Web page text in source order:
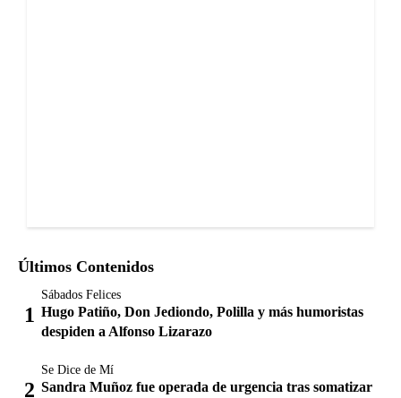
Últimos Contenidos
Sábados Felices
Hugo Patiño, Don Jediondo, Polilla y más humoristas
despiden a Alfonso Lizarazo
Se Dice de Mí
Sandra Muñoz fue operada de urgencia tras somatizar